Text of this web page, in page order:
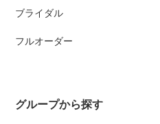
ブライダル
フルオーダー
グループから探す